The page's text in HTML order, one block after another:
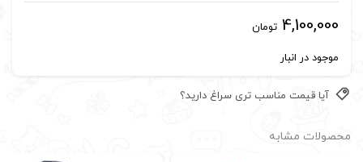
4,100,000 تومان
موجود در انبار
آیا قیمت مناسب تری سراغ دارید؟
محصولات مشابه